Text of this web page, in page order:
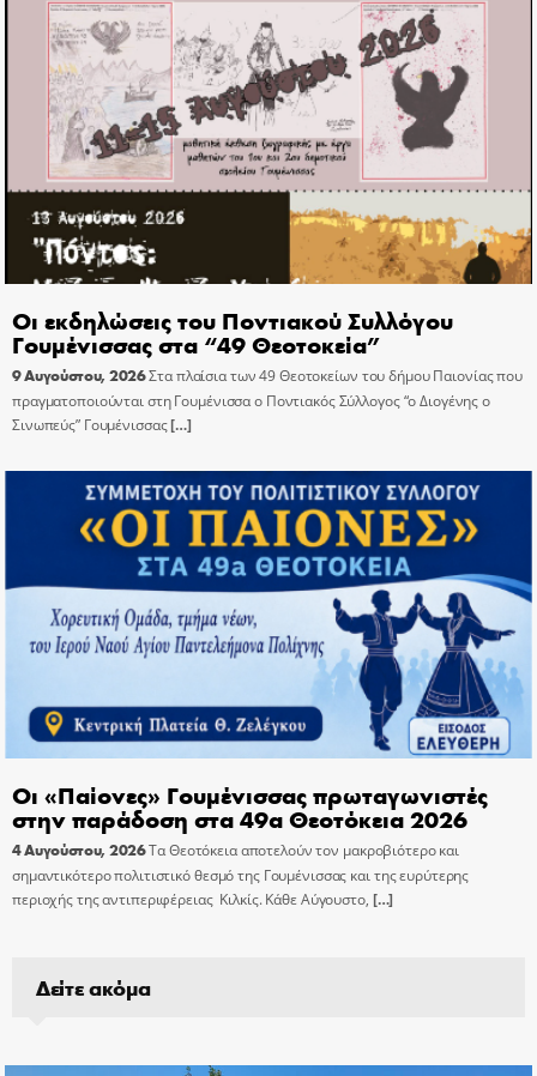
Οι εκδηλώσεις του Ποντιακού Συλλόγου
Γουμένισσας στα “49 Θεοτοκεία”
9 Αυγούστου, 2026Στα πλαίσια των 49 Θεοτοκείων του δήμου Παιονίας που
πραγματοποιούνται στη Γουμένισσα ο Ποντιακός Σύλλογος “ο Διογένης ο
Σινωπεύς” Γουμένισσας[…]
Οι «Παίονες» Γουμένισσας πρωταγωνιστές
στην παράδοση στα 49α Θεοτόκεια 2026
4 Αυγούστου, 2026Τα Θεοτόκεια αποτελούν τον μακροβιότερο και
σημαντικότερο πολιτιστικό θεσμό της Γουμένισσας και της ευρύτερης
περιοχής της αντιπεριφέρειας Κιλκίς. Κάθε Αύγουστο, […]
Δείτε ακόμα